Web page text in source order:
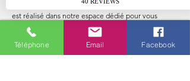
Contrôle de la vue :Un examen de vision précis
est réalisé dans notre espace dédié pour vous
garantir une correction adaptée.
Atelier intégré :
Nous assurons l’ajustement et
l’entretien de vos lunettes directement en magasin.
Téléphone Email Facebook